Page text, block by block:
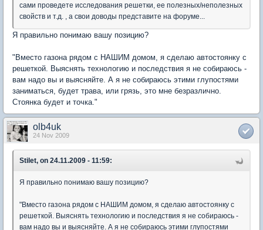
сами проведете исследования решетки, ее полезных/неполезных
свойств и т.д. , а свои доводы представите на форуме...
Я правильно понимаю вашу позицию?
"Вместо газона рядом с НАШИМ домом, я сделаю автостоянку с
решеткой. Выяснять технологию и последствия я не собираюсь -
вам надо вы и выясняйте. А я не собираюсь этими глупостями
заниматься, будет трава, или грязь, это мне безразлично.
Стоянка будет и точка."
olb4uk
24 Nov 2009
Stilet, on 24.11.2009 - 11:59:
Я правильно понимаю вашу позицию?
"Вместо газона рядом с НАШИМ домом, я сделаю автостоянку с
решеткой. Выяснять технологию и последствия я не собираюсь -
вам надо вы и выясняйте. А я не собираюсь этими глупостями